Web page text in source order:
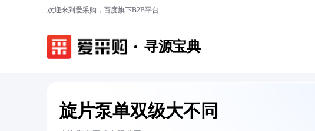
欢迎来到爱采购，百度旗下B2B平台
寻源宝典
旋片泵单双级大不同